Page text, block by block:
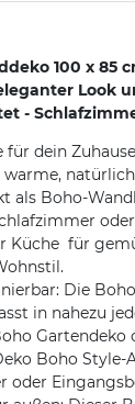
100 x 85
Look
-
dein
warme,
als Boho-
Küche  für
Die
in nahezu
Gartendeko
Boho Style-
oder